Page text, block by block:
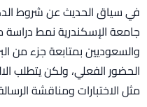
في سياق الحديث عن شروط
جامعة الإسكندرية نمط دراسة
والسعوديين بمتابعة جزء من
الحضور الفعلي، ولكن يتطلب
مثل الاختبارات ومناقشة الرسالة.